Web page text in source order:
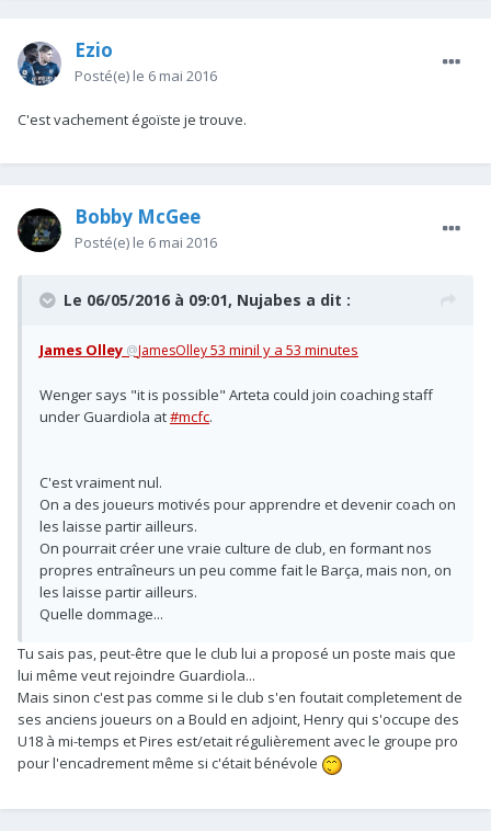
Ezio
Posté(e) le 6 mai 2016
C'est vachement égoïste je trouve.
Bobby McGee
Posté(e) le 6 mai 2016
Le 06/05/2016 à 09:01, Nujabes a dit :
James Olley @JamesOlley53 minil y a 53 minutes
Wenger says "it is possible" Arteta could join coaching staff
under Guardiola at#mcfc.
C'est vraiment nul.
On a des joueurs motivés pour apprendre et devenir coach on
les laisse partir ailleurs.
On pourrait créer une vraie culture de club, en formant nos
propres entraîneurs un peu comme fait le Barça, mais non, on
les laisse partir ailleurs.
Quelle dommage...
Tu sais pas, peut-être que le club lui a proposé un poste mais que
lui même veut rejoindre Guardiola...
Mais sinon c'est pas comme si le club s'en foutait completement de
ses anciens joueurs on a Bould en adjoint, Henry qui s'occupe des
U18 à mi-temps et Pires est/etait régulièrement avec le groupe pro
pour l'encadrement même si c'était bénévole